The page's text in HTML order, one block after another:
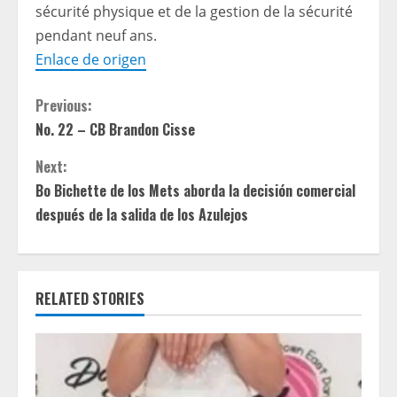
sécurité physique et de la gestion de la sécurité
pendant neuf ans.
Enlace de origen
C
o
n
t
i
n
u
e
Previous:
No. 22 – CB Brandon Cisse
Next:
Bo Bichette de los Mets aborda la decisión comercial
después de la salida de los Azulejos
RELATED STORIES